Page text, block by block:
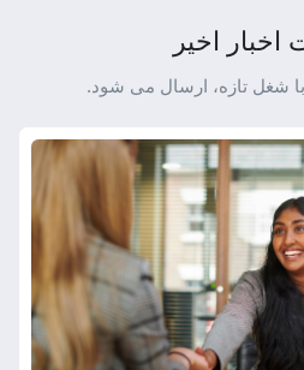
اخبار اخیر
با شغل تازه، ارسال می شود.